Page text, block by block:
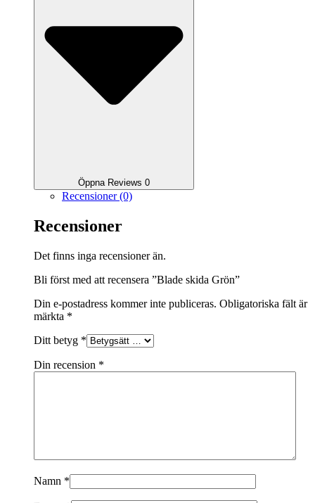
Öppna Reviews 0
Recensioner (0)
Recensioner
Det finns inga recensioner än.
Bli först med att recensera ”Blade skida Grön”
Din e-postadress kommer inte publiceras. Obligatoriska fält är
märkta *
Ditt betyg *
Din recension *
Namn *